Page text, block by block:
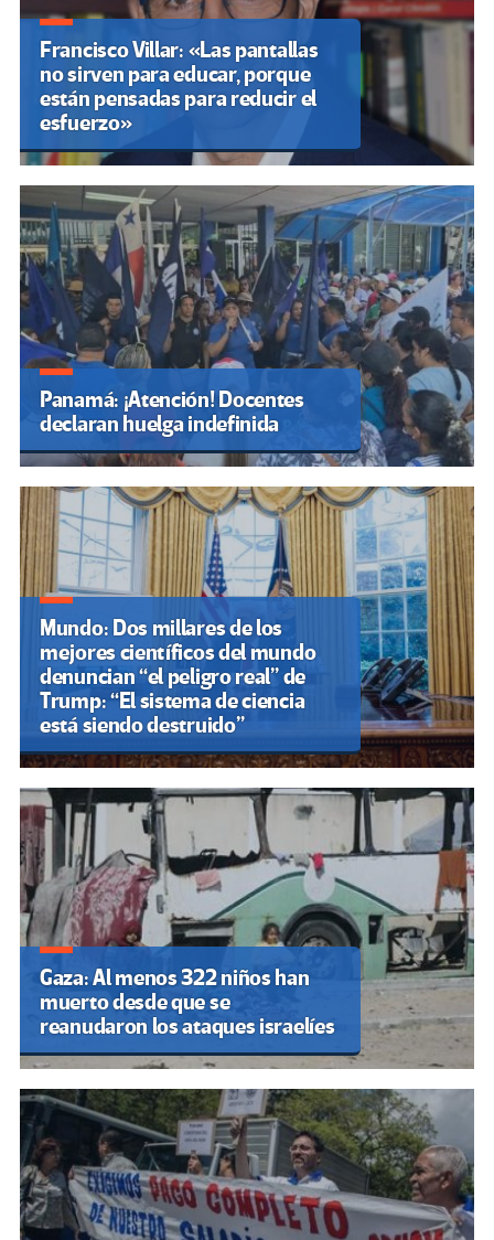
Francisco Villar: «Las pantallas
no sirven para educar, porque
están pensadas para reducir el
esfuerzo»
Panamá: ¡Atención! Docentes
declaran huelga indefinida
Mundo: Dos millares de los
mejores científicos del mundo
denuncian “el peligro real” de
Trump: “El sistema de ciencia
está siendo destruido”
Gaza: Al menos 322 niños han
muerto desde que se
reanudaron los ataques israelíes